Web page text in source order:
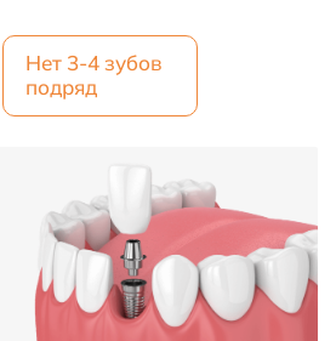
Нет 3-4 зубов
подряд